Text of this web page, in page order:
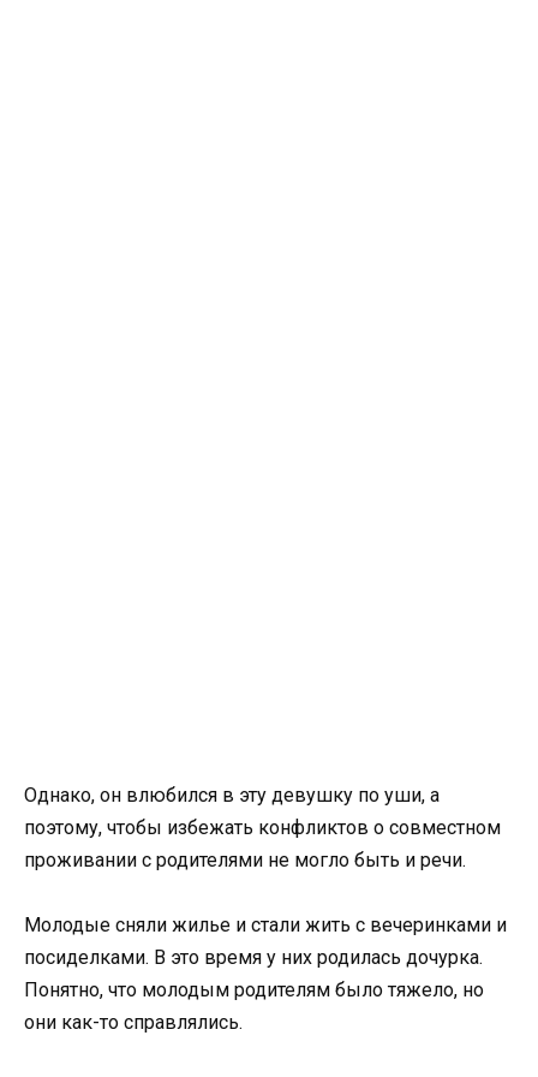
Однако, он влюбился в эту девушку по уши, а
поэтому, чтобы избежать конфликтов о совместном
проживании с родителями не могло быть и речи.
Молодые сняли жилье и стали жить с вечеринками и
посиделками. В это время у них родилась дочурка.
Понятно, что молодым родителям было тяжело, но
они как-то справлялись.